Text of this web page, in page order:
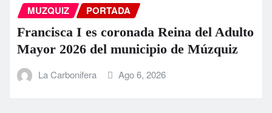
MUZQUIZ PORTADA
Francisca I es coronada Reina del Adulto
Mayor 2026 del municipio de Múzquiz
La Carbonifera Ago 6, 2026